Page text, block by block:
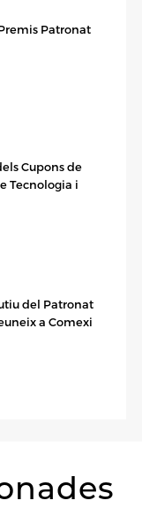
Patronat
Cupons de
Tecnologia i
del Patronat
a Comexi